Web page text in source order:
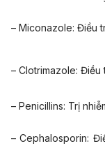
– Miconazole: Điều
– Clotrimazole: Điều
– Penicillins: Trị
– Cephalosporin: